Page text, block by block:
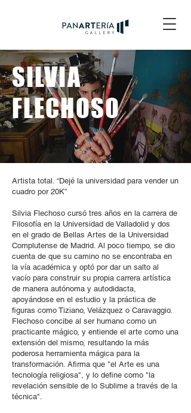
SILVIA
FLECHOSO
Artista total. “Dejé la universidad para vender un
cuadro por 20K”
Silvia Flechoso cursó tres años en la carrera de
Filosofía en la Universidad de Valladolid y dos
en el grado de Bellas Artes de la Universidad
Complutense de Madrid. Al poco tiempo, se dio
cuenta de que su camino no se encontraba en
la vía académica y optó por dar un salto al
vacío para construir su propia carrera artística
de manera autónoma y autodidacta,
apoyándose en el estudio y la práctica de
figuras como Tiziano, Velázquez o Caravaggio.
Flechoso concibe al ser humano como un
practicante mágico, y entiende el arte como una
extensión del mismo, resultando la más
poderosa herramienta mágica para la
transformación. Afirma que "el Arte es una
tecnología religiosa", y lo define como "la
revelación sensible de lo Sublime a través de la
técnica".